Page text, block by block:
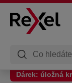
Dárek: úložná